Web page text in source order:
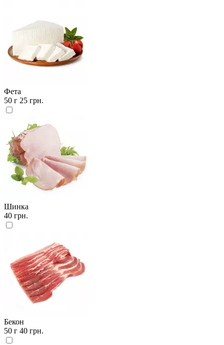
Фета
50 г 25 грн.
Шинка
40 грн.
Бекон
50 г 40 грн.